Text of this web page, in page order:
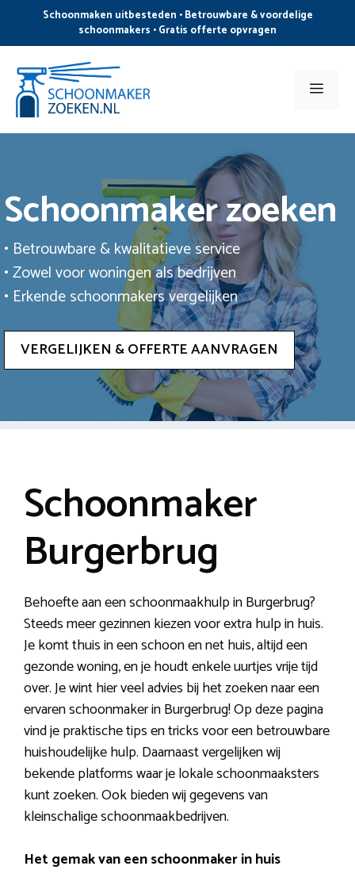
de
inhoud
Schoonmaken uitbesteden • Betrouwbare & voordelige
schoonmakers • Gratis offerte opvragen
Menu
Schoonmaker zoeken
• Betrouwbare & kwalitatieve service
• Zowel voor woningen als bedrijven
• Erkende schoonmakers vergelijken
VERGELIJKEN & OFFERTE AANVRAGEN
Schoonmaker
Burgerbrug
Behoefte aan een schoonmaakhulp in Burgerbrug?
Steeds meer gezinnen kiezen voor extra hulp in huis.
Je komt thuis in een schoon en net huis, altijd een
gezonde woning, en je houdt enkele uurtjes vrije tijd
over. Je wint hier veel advies bij het zoeken naar een
ervaren schoonmaker in Burgerbrug! Op deze pagina
vind je praktische tips en tricks voor een betrouwbare
huishoudelijke hulp. Daarnaast vergelijken wij
bekende platforms waar je lokale schoonmaaksters
kunt zoeken. Ook bieden wij gegevens van
kleinschalige schoonmaakbedrijven.
Het gemak van een schoonmaker in huis